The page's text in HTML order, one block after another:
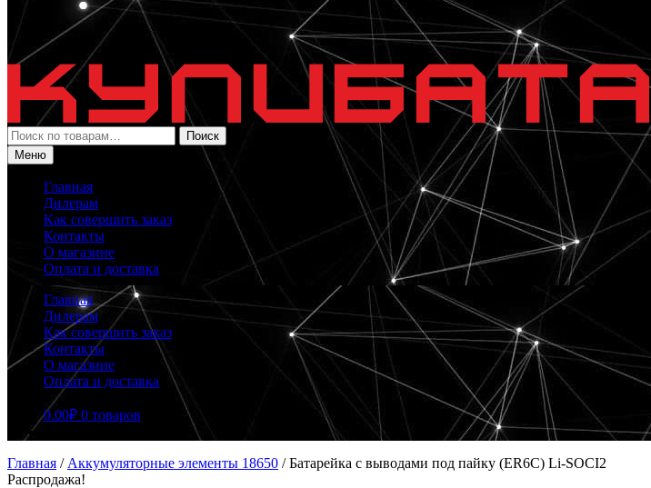
Искать:
Поиск
Меню
Главная
Дилерам
Как совершить заказ
Контакты
О магазине
Оплата и доставка
Главная
Дилерам
Как совершить заказ
Контакты
О магазине
Оплата и доставка
0.00₽ 0 товаров
Главная / Аккумуляторные элементы 18650 /Батарейка с выводами под пайку (ER6C) Li-SOCI2
Распродажа!